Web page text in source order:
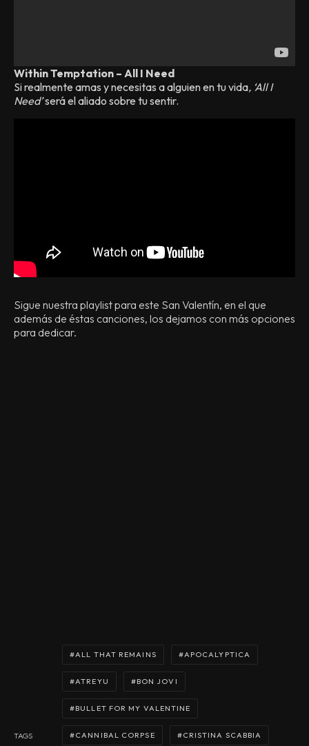
Within Temptation – All I Need
Si realmente amas y necesitas a alguien en tu vida, ‘All I
Need’será el aliado sobre tu sentir.
Sigue nuestra playlist para este San Valentín, en el que
además de éstas canciones, los dejamos con más opciones
para dedicar.
TAGS
ALL THAT REMAINS APOCALYPTICA
ATREYU BON JOVI
BULLET FOR MY VALENTINE
CANNIBAL CORPSE CRISTINA SCABBIA